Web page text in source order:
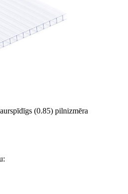
(0.85) pilnizmēra